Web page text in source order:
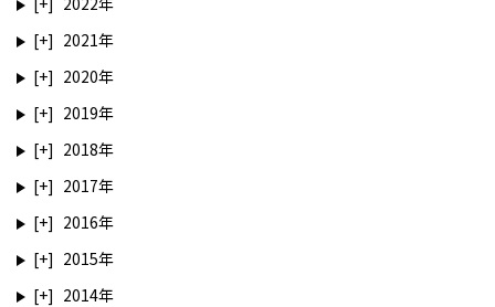
2021
2020
2019
2018
2017
2016
2015
2014